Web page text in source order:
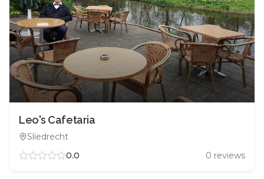
Leo's Cafetaria
Sliedrecht
0.0
0 reviews